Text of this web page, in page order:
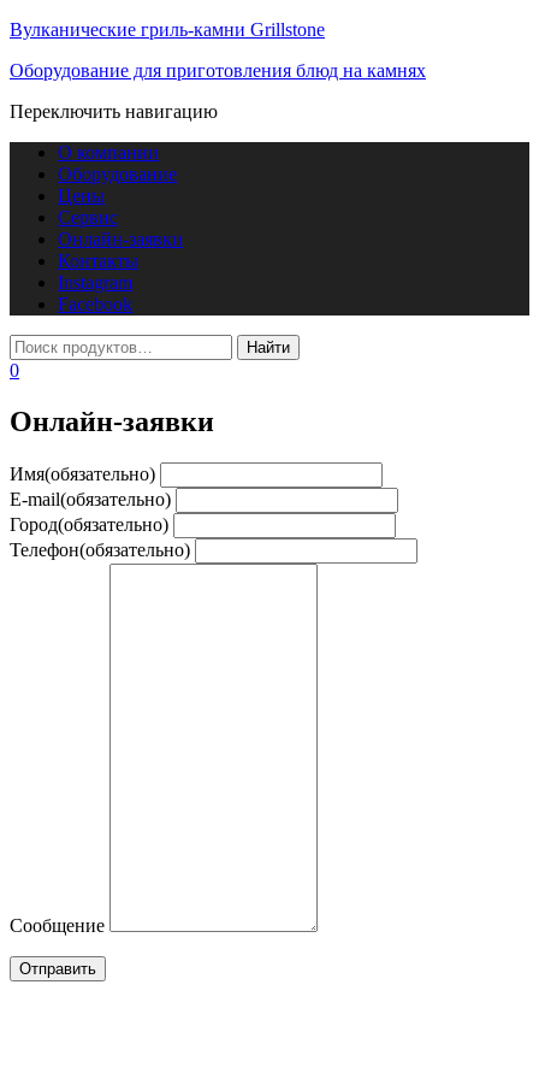
Вулканические гриль-камни Grillstone
Оборудование для приготовления блюд на камнях
Переключить навигацию
О компании
Оборудование
Цены
Сервис
Онлайн-заявки
Контакты
Instagram
Facebook
0
Онлайн-заявки
Имя(обязательно)
E-mail(обязательно)
Город(обязательно)
Телефон(обязательно)
Сообщение
Отправить